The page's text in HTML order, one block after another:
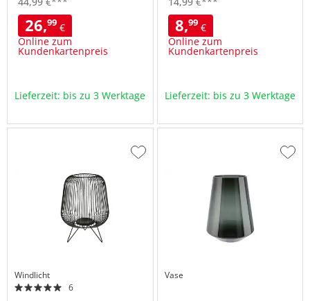
26,99 €
Online zum
Kundenkartenpreis
Lieferzeit: bis zu 3 Werktage
8,99€
Online zum
Kundenkartenpreis
Lieferzeit: bis zu 3 Werktage
Windlicht
6
Zur
Vase
Zur